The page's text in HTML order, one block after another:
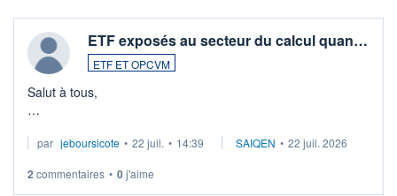
ETF exposés au secteur du calcul quan…
ETF ET OPCVM
Salut à tous,
via un ETF plutôt que des actions individuelles.
Idéalement, je voudrais qu'il soit éligible au PEA.
par jeboursicote • 22 juil. • 14:39 SAIQEN • 22 juil. 2026
2 commentaires • 0j'aime